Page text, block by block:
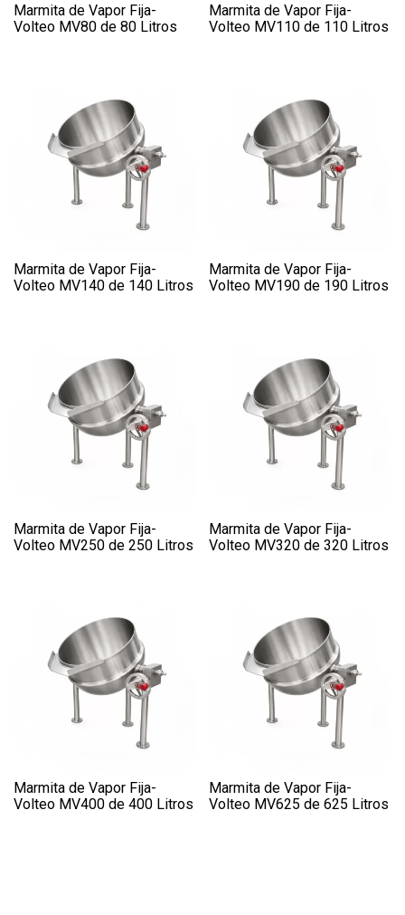
Marmita de Vapor Fija-
Volteo MV80 de 80 Litros
Marmita de Vapor Fija-
Volteo MV110 de 110 Litros
Marmita de Vapor Fija-
Volteo MV140 de 140 Litros
Marmita de Vapor Fija-
Volteo MV190 de 190 Litros
Marmita de Vapor Fija-
Volteo MV250 de 250 Litros
Marmita de Vapor Fija-
Volteo MV320 de 320 Litros
Marmita de Vapor Fija-
Volteo MV400 de 400 Litros
Marmita de Vapor Fija-
Volteo MV625 de 625 Litros